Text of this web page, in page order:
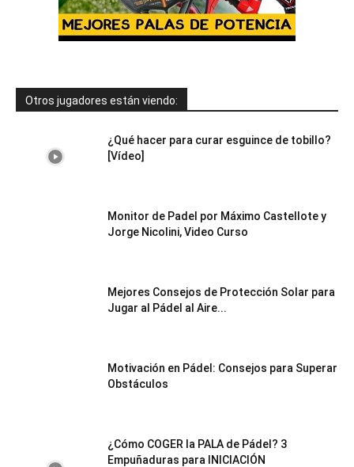
Otros jugadores están viendo:
¿Qué hacer para curar esguince de tobillo?
[Vídeo]
Monitor de Padel por Máximo Castellote y
Jorge Nicolini, Video Curso
Mejores Consejos de Protección Solar para
Jugar al Pádel al Aire...
Motivación en Pádel: Consejos para Superar
Obstáculos
¿Cómo COGER la PALA de Pádel? 3
Empuñaduras para INICIACIÓN